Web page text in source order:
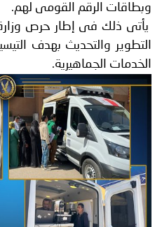
وبطاقات الرقم القومى لهم.
يأتى ذلك فى إطار حرص
التطوير والتحديث بهدف
الخدمات الجماهيرية.